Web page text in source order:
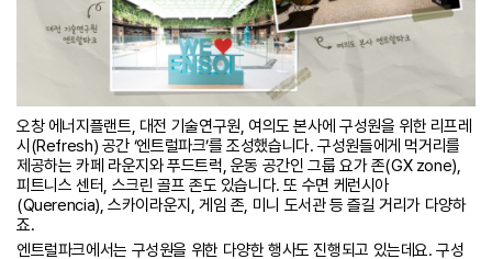
오창 에너지플랜트, 대전 기술연구원, 여의도 본사에 구성원을 위한 리프레
시(Refresh) 공간 ‘엔트럴파크’를 조성했습니다. 구성원들에게 먹거리를
제공하는 카페 라운지와 푸드트럭, 운동 공간인 그룹 요가 존(GX zone),
피트니스 센터, 스크린 골프 존도 있습니다. 또 수면 케런시아
(Querencia), 스카이라운지, 게임 존, 미니 도서관 등 즐길 거리가 다양하
죠.
엔트럴파크에서는 구성원을 위한 다양한 행사도 진행되고 있는데요. 구성